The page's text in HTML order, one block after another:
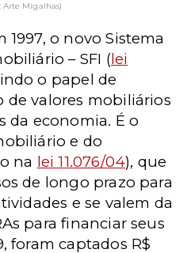
Arte Migalhas)
1997, o novo Sistema
– SFI (lei
o papel de
de valores mobiliários
da economia. É o
e do
na lei 11.076/04), que
de longo prazo para
e se valem da
para financiar seus
foram captados R$